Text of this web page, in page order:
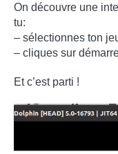
On découvre une
tu:
– sélectionnes ton
– cliques sur
Et c’est parti !